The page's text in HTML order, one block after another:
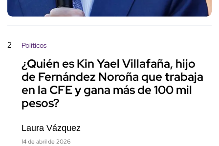
2 Políticos
¿Quién es Kin Yael Villafaña, hijo
de Fernández Noroña que trabaja
en la CFE y gana más de 100 mil
pesos?
Laura Vázquez
14 de abril de 2026